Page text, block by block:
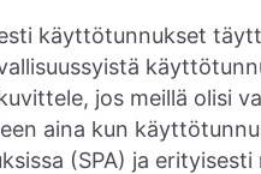
käyttötunnukset
jos meillä olisi
aina kun
(SPA) ja